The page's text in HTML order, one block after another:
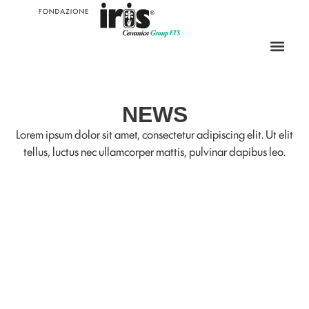
NEWS
Lorem ipsum dolor sit amet, consectetur adipiscing elit. Ut elit
tellus, luctus nec ullamcorper mattis, pulvinar dapibus leo.